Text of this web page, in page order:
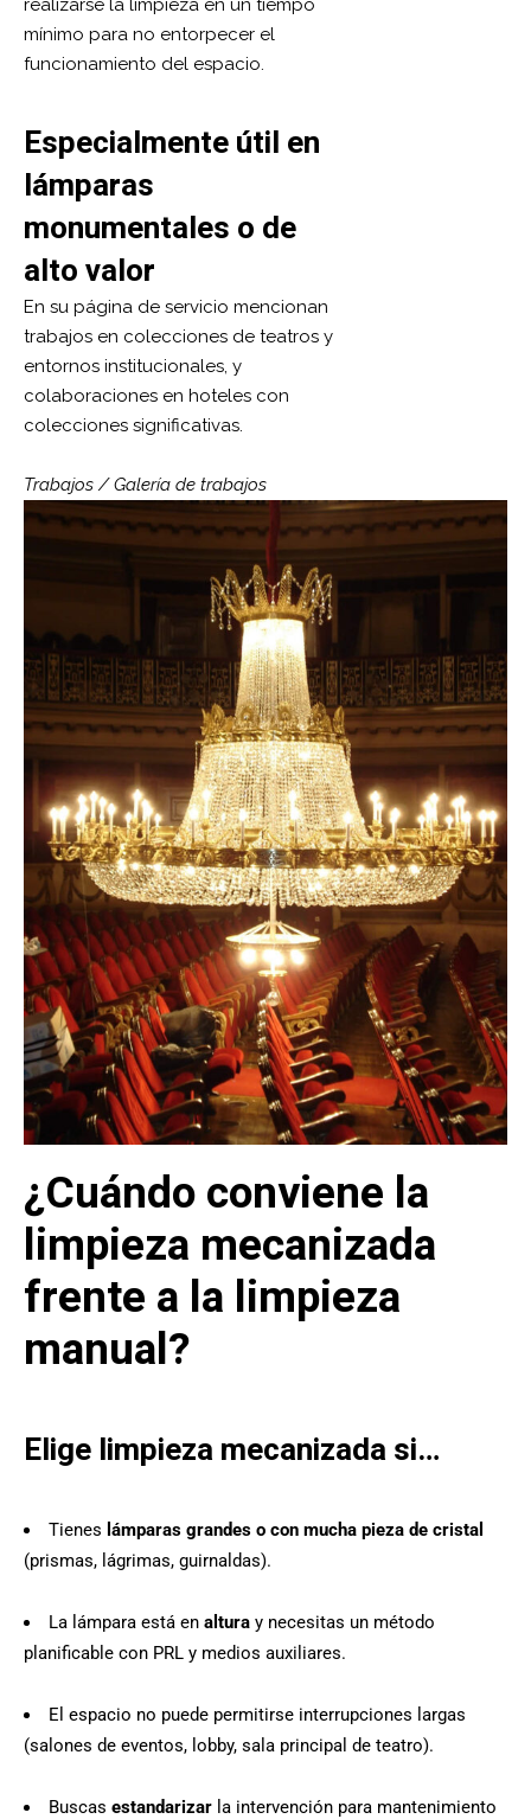
realizarse la limpieza en un tiempo
mínimo para no entorpecer el
funcionamiento del espacio.
Especialmente útil en
lámparas
monumentales o de
alto valor
En su página de servicio mencionan
trabajos en colecciones de teatros y
entornos institucionales, y
colaboraciones en hoteles con
colecciones significativas.
Trabajos /Galería de trabajos
¿Cuándo conviene la
limpieza mecanizada
frente a la limpieza
manual?
Elige limpieza mecanizada si…
Tienes lámparas grandes o con mucha pieza de cristal
(prismas, lágrimas, guirnaldas).
La lámpara está en altura y necesitas un método
planificable con PRL y medios auxiliares.
El espacio no puede permitirse interrupciones largas
(salones de eventos, lobby, sala principal de teatro).
Buscas estandarizar la intervención para mantenimiento